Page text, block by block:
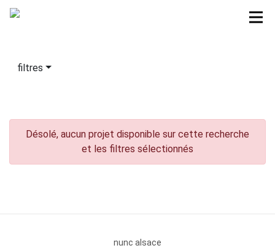
filtres
Désolé, aucun projet disponible sur cette recherche
et les filtres sélectionnés
nunc alsace